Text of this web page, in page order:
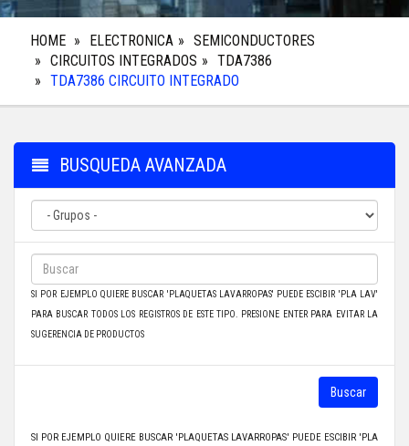
HOME ELECTRONICA
SEMICONDUCTORES
CIRCUITOS INTEGRADOS
TDA7386
TDA7386 CIRCUITO INTEGRADO
BUSQUEDA AVANZADA
SI POR EJEMPLO QUIERE BUSCAR 'PLAQUETAS LAVARROPAS' PUEDE ESCIBIR 'PLA LAV'
PARA BUSCAR TODOS LOS REGISTROS DE ESTE TIPO. PRESIONE ENTER PARA EVITAR LA
SUGERENCIA DE PRODUCTOS
Buscar
SI POR EJEMPLO QUIERE BUSCAR 'PLAQUETAS LAVARROPAS' PUEDE ESCIBIR 'PLA